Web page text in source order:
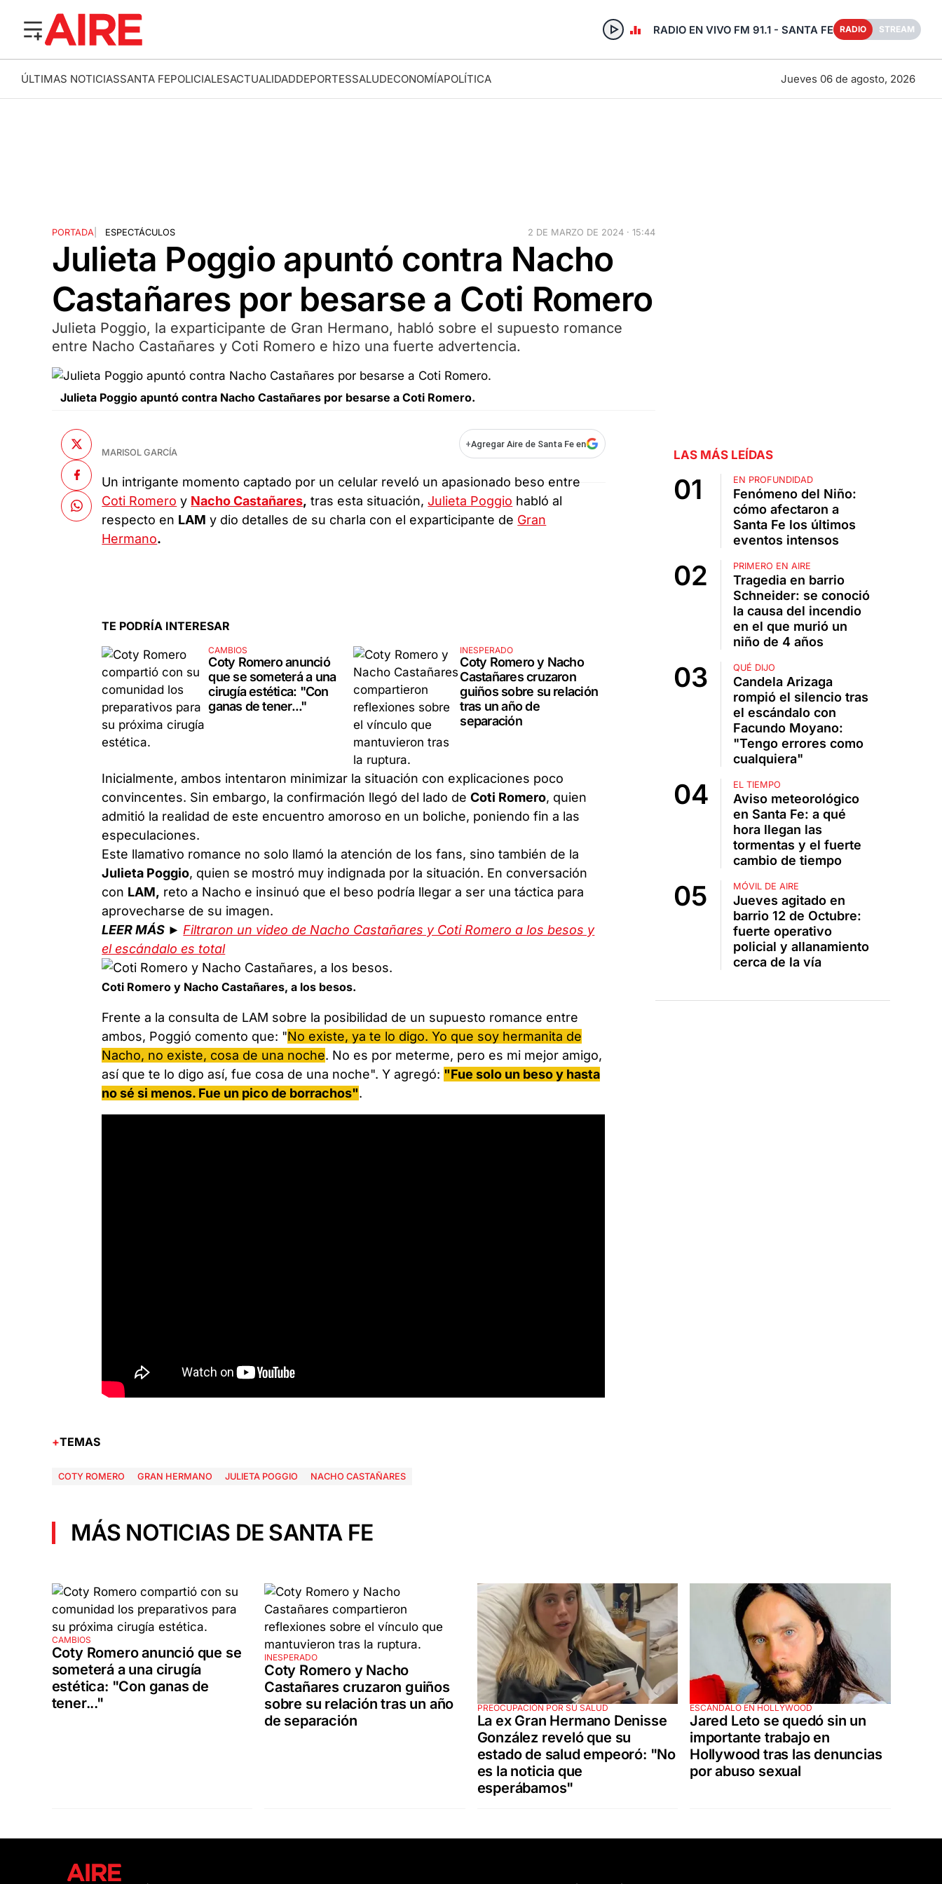
RADIO EN VIVO FM 91.1 - SANTA FE RADIO STREAM
ÚLTIMAS NOTICIASSANTA FEPOLICIALESACTUALIDADDEPORTESSALUDECONOMÍAPOLÍTICA Jueves 06 de agosto, 2026
PORTADA| ESPECTÁCULOS 2 DE MARZO DE 2024 · 15:44
Julieta Poggio apuntó contra Nacho
Castañares por besarse a Coti Romero
Julieta Poggio, la exparticipante de Gran Hermano, habló sobre el supuesto romance
entre Nacho Castañares y Coti Romero e hizo una fuerte advertencia.
Julieta Poggio apuntó contra Nacho Castañares por besarse a Coti Romero.
MARISOL GARCÍA
+Agregar Aire de Santa Fe en
Un intrigante momento captado por un celular reveló un apasionado beso entre
Coti Romero y Nacho Castañares, tras esta situación,Julieta Poggio habló al
respecto en LAM y dio detalles de su charla con el exparticipante de Gran
Hermano.
TE PODRÍA INTERESAR
CAMBIOS
Coty Romero anunció
que se someterá a una
cirugía estética: "Con
ganas de tener..."
INESPERADO
Coty Romero y Nacho
Castañares cruzaron
guiños sobre su relación
tras un año de
separación
Inicialmente, ambos intentaron minimizar la situación con explicaciones poco
convincentes. Sin embargo, la confirmación llegó del lado deCoti Romero, quien
admitió la realidad de este encuentro amoroso en un boliche, poniendo fin a las
especulaciones.
Este llamativo romance no solo llamó la atención de los fans, sino también de la
Julieta Poggio, quien se mostró muy indignada por la situación. En conversación
con LAM, reto a Nacho e insinuó que el beso podría llegar a ser una táctica para
aprovecharse de su imagen.
LEER MÁS ► Filtraron un video de Nacho Castañares y Coti Romero a los besos y
el escándalo es total
Coti Romero y Nacho Castañares, a los besos.
Frente a la consulta de LAM sobre la posibilidad de un supuesto romance entre
ambos, Poggió comento que: "No existe, ya te lo digo. Yo que soy hermanita de
Nacho, no existe, cosa de una noche. No es por meterme, pero es mi mejor amigo,
así que te lo digo así, fue cosa de una noche". Y agregó: "Fue solo un beso y hasta
no sé si menos. Fue un pico de borrachos".
LAS MÁS LEÍDAS
EN PROFUNDIDAD
Fenómeno del Niño:
cómo afectaron a
Santa Fe los últimos
eventos intensos
PRIMERO EN AIRE
Tragedia en barrio
Schneider: se conoció
la causa del incendio
en el que murió un
niño de 4 años
QUÉ DIJO
Candela Arizaga
rompió el silencio tras
el escándalo con
Facundo Moyano:
"Tengo errores como
cualquiera"
EL TIEMPO
Aviso meteorológico
en Santa Fe: a qué
hora llegan las
tormentas y el fuerte
cambio de tiempo
MÓVIL DE AIRE
Jueves agitado en
barrio 12 de Octubre:
fuerte operativo
policial y allanamiento
cerca de la vía
TEMAS
COTY ROMERO GRAN HERMANO JULIETA POGGIO NACHO CASTAÑARES
MÁS NOTICIAS DE SANTA FE
CAMBIOS
Coty Romero anunció que se
someterá a una cirugía
estética: "Con ganas de
tener..."
INESPERADO
Coty Romero y Nacho
Castañares cruzaron guiños
sobre su relación tras un año
de separación
PREOCUPACIÓN POR SU SALUD
La ex Gran Hermano Denisse
González reveló que su
estado de salud empeoró: "No
es la noticia que
esperábamos"
ESCÁNDALO EN HOLLYWOOD
Jared Leto se quedó sin un
importante trabajo en
Hollywood tras las denuncias
por abuso sexual